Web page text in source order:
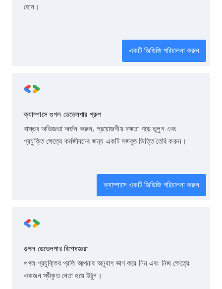
হোন।
একটি জিডিজি পরিচালনা করুন
ক্যাম্পাসে গুগল ডেভেলপার গ্রুপ
বাস্তব অভিজ্ঞতা অর্জন করুন, প্রয়োজনীয় দক্ষতা গড়ে তুলুন এবং
প্রযুক্তি ক্ষেত্রে কর্মজীবনের জন্য একটি মজবুত ভিত্তি তৈরি করুন।
ক্যাম্পাসে একটি জিডিজি পরিচালনা করুন
গুগল ডেভেলপার বিশেষজ্ঞরা
গুগল প্রযুক্তির প্রতি আপনার অনুরাগ ভাগ করে নিন এবং নিজ ক্ষেত্রে
একজন স্বীকৃত নেতা হয়ে উঠুন।